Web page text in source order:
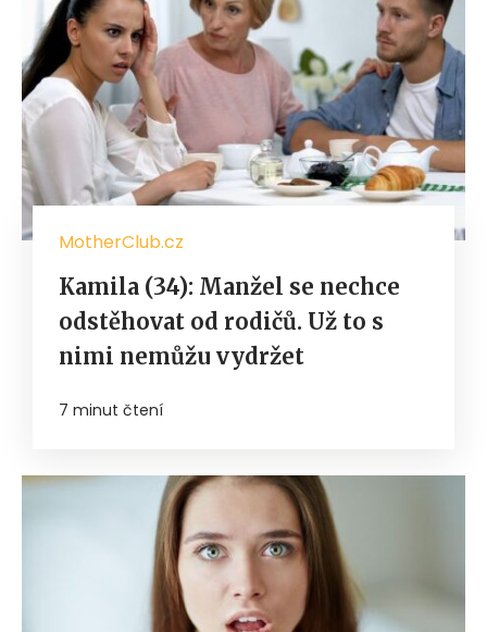
MotherClub.cz
Kamila (34): Manžel se nechce
odstěhovat od rodičů. Už to s
nimi nemůžu vydržet
7 minut čtení